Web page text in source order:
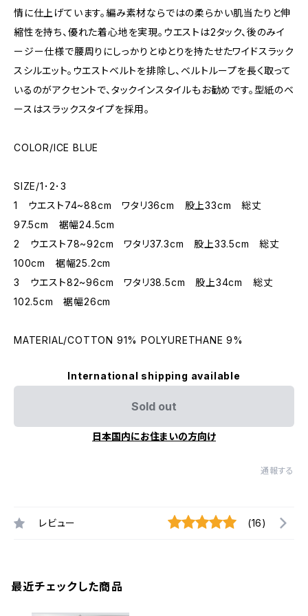
情に仕上げています。編み素材ならではの柔らかい肌当たりと伸
縮性を持ち、優れた着心地を実現。ウエストは2タック、後のみイ
ージー仕様で腰周りにしっかりとゆとりを持たせたワイドスラック
スシルエット。ウエストベルトを排除し、ベルトループを長く取って
いるのがアクセントで、タックインスタイルもお勧めです。型紙のベ
ースはスラックスタイプを採用。
COLOR/ICE BLUE
SIZE/1･2･3
1 ウエスト74~88cm ワタリ36cm 股上33cm 総丈
97.5cm 裾幅24.5cm
2 ウエスト78~92cm ワタリ37.3cm 股上33.5cm 総丈
100cm 裾幅25.2cm
3 ウエスト82~96cm ワタリ38.5cm 股上34cm 総丈
102.5cm 裾幅26cm
MATERIAL/COTTON 91% POLYURETHANE 9%
International shipping available
Sold out
日本国内にお住まいの方向け
通報する
レビュー (16)
最近チェックした商品